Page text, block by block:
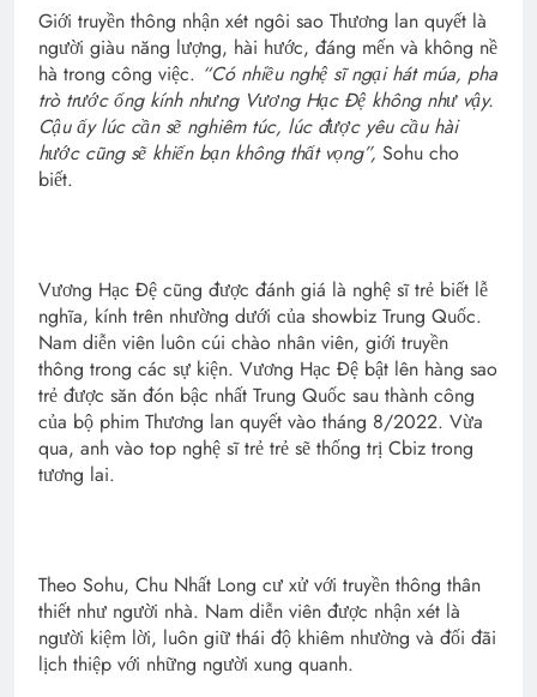
Giới truyền thông nhận xét ngôi sao Thương lan quyết là
người giàu năng lượng, hài hước, đáng mến và không nề
hà trong công việc. “Có nhiều nghệ sĩ ngại hát múa, pha
trò trước ống kính nhưng Vương Hạc Đệ không như vậy.
Cậu ấy lúc cần sẽ nghiêm túc, lúc được yêu cầu hài
hước cũng sẽ khiến bạn không thất vọng”, Sohu cho
biết.
Vương Hạc Đệ cũng được đánh giá là nghệ sĩ trẻ biết lễ
nghĩa, kính trên nhường dưới của showbiz Trung Quốc.
Nam diễn viên luôn cúi chào nhân viên, giới truyền
thông trong các sự kiện. Vương Hạc Đệ bật lên hàng sao
trẻ được săn đón bậc nhất Trung Quốc sau thành công
của bộ phim Thương lan quyết vào tháng 8/2022. Vừa
qua, anh vào top nghệ sĩ trẻ trẻ sẽ thống trị Cbiz trong
tương lai.
Theo Sohu, Chu Nhất Long cư xử với truyền thông thân
thiết như người nhà. Nam diễn viên được nhận xét là
người kiệm lời, luôn giữ thái độ khiêm nhường và đối đãi
lịch thiệp với những người xung quanh.